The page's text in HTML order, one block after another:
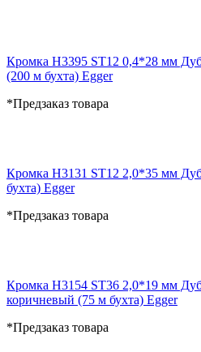
Кромка H3395 ST12 0,4*28 мм
(200 м бухта) Egger
*Предзаказ товара
Кромка H3131 ST12 2,0*35 мм
бухта) Egger
*Предзаказ товара
Кромка H3154 ST36 2,0*19 мм
коричневый (75 м бухта) Egger
*Предзаказ товара